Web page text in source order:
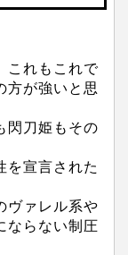
これもこれで
方が強いと思
閃刀姫もその
を宣言された
ヴァレル系や
ならない制圧